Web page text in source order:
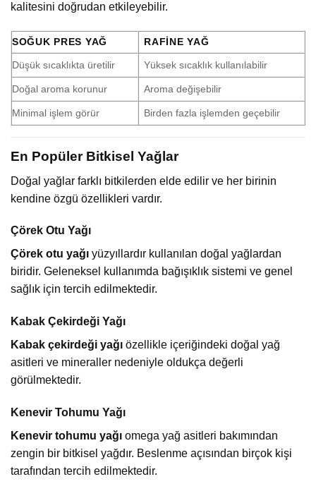
kalitesini doğrudan etkileyebilir.
SOĞUK PRES YAĞ RAFINE YAĞ
Düşük sıcaklıkta üretilir Yüksek sıcaklık kullanılabilir
Doğal aroma korunur Aroma değişebilir
Minimal işlem görür Birden fazla işlemden geçebilir
En Popüler Bitkisel Yağlar
Doğal yağlar farklı bitkilerden elde edilir ve her birinin
kendine özgü özellikleri vardır.
Çörek Otu Yağı
Çörek otu yağı yüzyıllardır kullanılan doğal yağlardan
biridir. Geleneksel kullanımda bağışıklık sistemi ve genel
sağlık için tercih edilmektedir.
Kabak Çekirdeği Yağı
Kabak çekirdeği yağı özellikle içeriğindeki doğal yağ
asitleri ve mineraller nedeniyle oldukça değerli
görülmektedir.
Kenevir Tohumu Yağı
Kenevir tohumu yağı omega yağ asitleri bakımından
zengin bir bitkisel yağdır. Beslenme açısından birçok kişi
tarafından tercih edilmektedir.